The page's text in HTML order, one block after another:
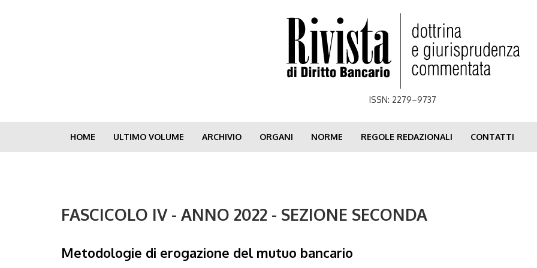
ISSN: 2279–9737
HOME ULTIMO VOLUME ARCHIVIO ORGANI NORME REGOLE REDAZIONALI CONTATTI
FASCICOLO IV - ANNO 2022 - SEZIONE SECONDA
Metodologie di erogazione del mutuo bancario